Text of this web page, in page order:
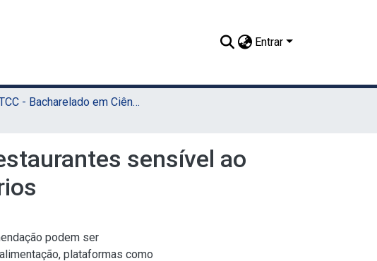
Entrar
TCC - Bacharelado em Ciência da Computação (Sede)
sensível ao
podem ser
plataformas como